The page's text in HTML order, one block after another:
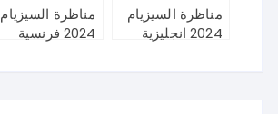
مناظرة السيزيام
2024 انجليزية
مناظرة السيزيام
2024 فرنسية